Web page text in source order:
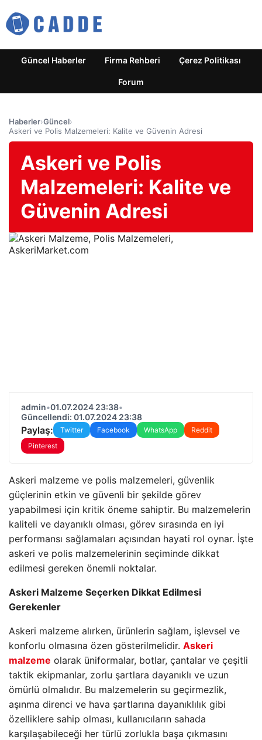
Güncel Haberler Firma Rehberi Çerez Politikası
Forum
Haberler›Güncel›
Askeri ve Polis Malzemeleri: Kalite ve Güvenin Adresi
Askeri ve Polis
Malzemeleri: Kalite ve
Güvenin Adresi
admin•01.07.2024 23:38•
Güncellendi: 01.07.2024 23:38
Paylaş: Twitter Facebook WhatsApp
Reddit
Pinterest
Askeri malzeme ve polis malzemeleri, güvenlik
güçlerinin etkin ve güvenli bir şekilde görev
yapabilmesi için kritik öneme sahiptir. Bu malzemelerin
kaliteli ve dayanıklı olması, görev sırasında en iyi
performansı sağlamaları açısından hayati rol oynar. İşte
askeri ve polis malzemelerinin seçiminde dikkat
edilmesi gereken önemli noktalar.
Askeri Malzeme Seçerken Dikkat Edilmesi
Gerekenler
Askeri malzeme alırken, ürünlerin sağlam, işlevsel ve
konforlu olmasına özen gösterilmelidir. Askeri
malzeme olarak üniformalar, botlar, çantalar ve çeşitli
taktik ekipmanlar, zorlu şartlara dayanıklı ve uzun
ömürlü olmalıdır. Bu malzemelerin su geçirmezlik,
aşınma direnci ve hava şartlarına dayanıklılık gibi
özelliklere sahip olması, kullanıcıların sahada
karşılaşabileceği her türlü zorlukla başa çıkmasını